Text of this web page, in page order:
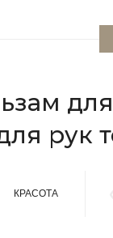
рук
КРАСОТА